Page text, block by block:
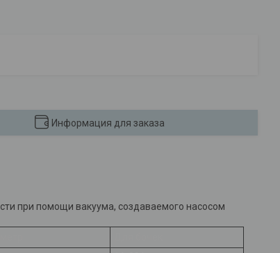
Информация для заказа
при помощи вакуума, создаваемого насосом